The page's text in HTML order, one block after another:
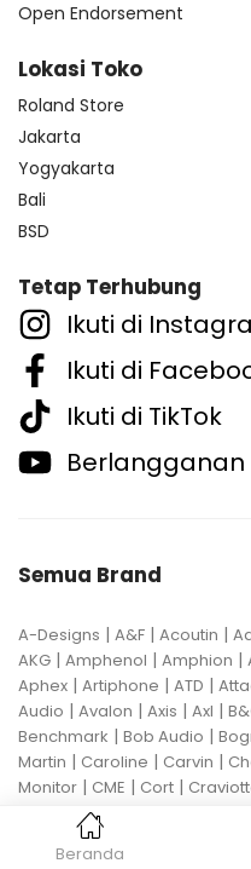
Beranda
Open Endorsement
Lokasi Toko
Roland Store
Jakarta
Yogyakarta
Bali
BSD
Tetap Terhubung
Ikuti di
Ikuti di
Ikuti di TikTok
Berlangganan
Semua Brand
A-Designs | A&F | Acoutin |
AKG | Amphenol | Amphion |
Aphex | Artiphone | ATD |
Audio | Avalon | Axis | Axl |
Benchmark | Bob Audio |
Martin | Caroline | Carvin |
Monitor | CME | Cort |
Crown
Electronics
Dave Smith
Death by Audio